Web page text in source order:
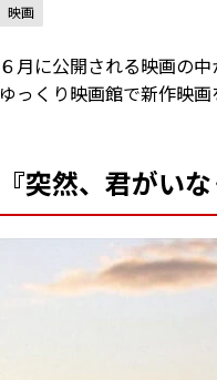
映画
６月に公開される映画の
ゆっくり映画館で新作映画
『突然、君がいな